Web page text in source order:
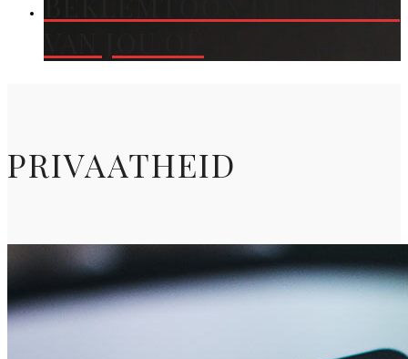
PRIVAATHEID